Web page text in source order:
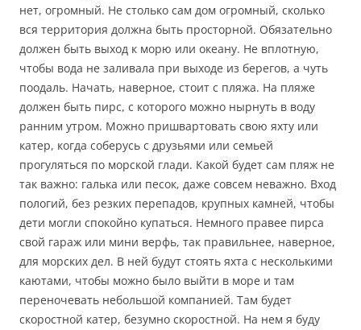
нет, огромный. Не столько сам дом огромный, сколько
вся территория должна быть просторной. Обязательно
должен быть выход к морю или океану. Не вплотную,
чтобы вода не заливала при выходе из берегов, а чуть
поодаль. Начать, наверное, стоит с пляжа. На пляже
должен быть пирс, с которого можно нырнуть в воду
ранним утром. Можно пришвартовать свою яхту или
катер, когда соберусь с друзьями или семьей
прогуляться по морской глади. Какой будет сам пляж не
так важно: галька или песок, даже совсем неважно. Вход
пологий, без резких перепадов, крупных камней, чтобы
дети могли спокойно купаться. Немного правее пирса
свой гараж или мини верфь, так правильнее, наверное,
для морских дел. В ней будут стоять яхта с несколькими
каютами, чтобы можно было выйти в море и там
переночевать небольшой компанией. Там будет
скоростной катер, безумно скоростной. На нем я буду